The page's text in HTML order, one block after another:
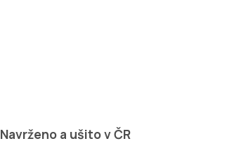
Navrženo a ušito v ČR